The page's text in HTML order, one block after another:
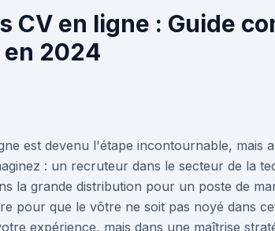
CV en ligne : Guide
2024
est devenu l'étape incontournable, mais
: un recruteur dans le secteur de la
la grande distribution pour un poste de
pour que le vôtre ne soit pas noyé dans
expérience, mais dans une maîtrise